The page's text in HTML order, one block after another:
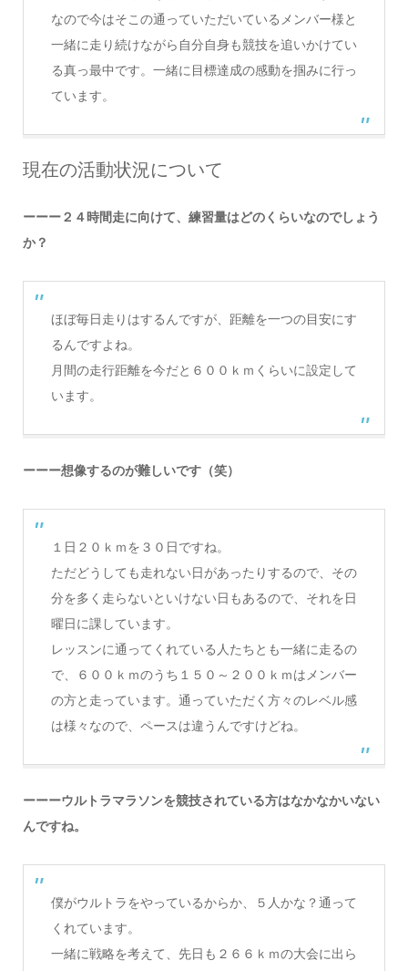
なので今はそこの通っていただいているメンバー様と
一緒に走り続けながら自分自身も競技を追いかけてい
る真っ最中です。一緒に目標達成の感動を掴みに行っ
ています。
現在の活動状況について
ーーー２４時間走に向けて、練習量はどのくらいなのでしょう
か？
ほぼ毎日走りはするんですが、距離を一つの目安にす
るんですよね。
月間の走行距離を今だと６００ｋｍくらいに設定して
います。
ーーー想像するのが難しいです（笑）
１日２０ｋｍを３０日ですね。
ただどうしても走れない日があったりするので、その
分を多く走らないといけない日もあるので、それを日
曜日に課しています。
レッスンに通ってくれている人たちとも一緒に走るの
で、６００ｋｍのうち１５０～２００ｋｍはメンバー
の方と走っています。通っていただく方々のレベル感
は様々なので、ペースは違うんですけどね。
ーーーウルトラマラソンを競技されている方はなかなかいない
んですね。
僕がウルトラをやっているからか、５人かな？通って
くれています。
一緒に戦略を考えて、先日も２６６ｋｍの大会に出ら